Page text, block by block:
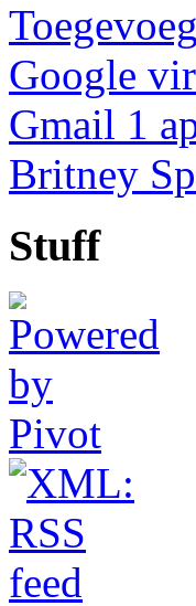
Google
Gmail 1
Britney
Stuff